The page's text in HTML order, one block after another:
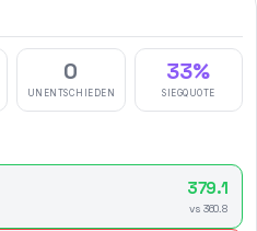
0
UNENTSCHIEDEN
33%
SIEGQUOTE
379.1
vs 360.8